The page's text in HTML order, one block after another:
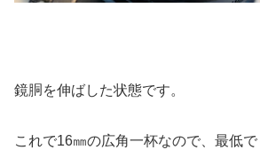
鏡胴を伸ばした状態です。
これで16㎜の広角一杯なので、最低